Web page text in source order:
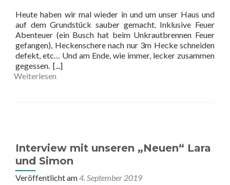
Heute haben wir mal wieder in und um unser Haus und
auf dem Grundstück sauber gemacht. Inklusive Feuer
Abenteuer (ein Busch hat beim Unkrautbrennen Feuer
gefangen), Heckenschere nach nur 3m Hecke schneiden
defekt, etc… Und am Ende, wie immer, lecker zusammen
gegessen. [...]
Weiterlesen
Interview mit unseren „Neuen“ Lara
und Simon
Veröffentlicht am4. September 2019